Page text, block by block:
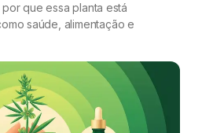
que essa planta está
saúde, alimentação e